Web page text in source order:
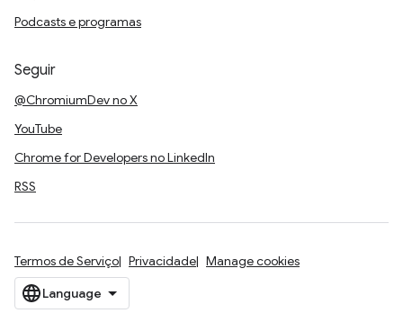
Podcasts e programas
Seguir
@ChromiumDev no X
YouTube
Chrome for Developers no LinkedIn
RSS
Termos de Serviço Privacidade Manage cookies